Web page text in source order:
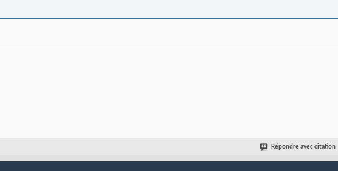
Répondre avec citation